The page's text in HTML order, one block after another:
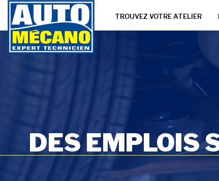
TROUVEZ VOTRE ATELIER
DES EMPLOIS